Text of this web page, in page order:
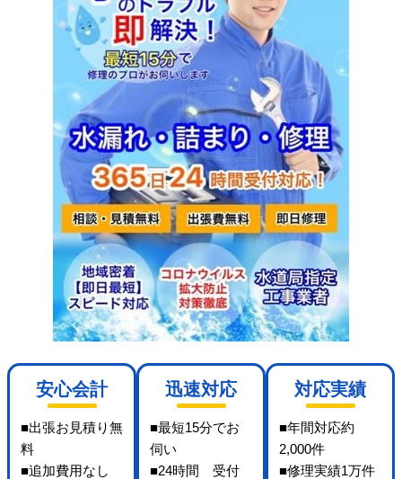
安心会計
■出張お見積り無
料
■追加費用なし
迅速対応
■最短15分でお
伺い
■24時間 受付
対応実績
■年間対応約
2,000件
■修理実績1万件